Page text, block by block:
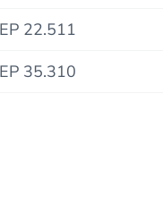
22.511
35.310